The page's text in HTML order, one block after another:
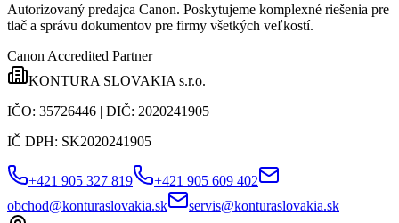
Autorizovaný predajca Canon. Poskytujeme komplexné riešenia pre
tlač a správu dokumentov pre firmy všetkých veľkostí.
Canon Accredited Partner
KONTURA SLOVAKIA s.r.o.
IČO: 35726446 | DIČ: 2020241905
IČ DPH: SK2020241905
+421 905 327 819
+421 905 609 402
obchod@konturaslovakia.sk
servis@konturaslovakia.sk